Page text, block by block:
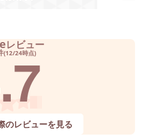
レビュー
(12/24時点)
のレビューを見る